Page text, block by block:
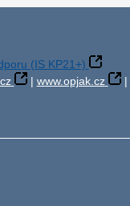
(IS KP21+)
| www.opjak.cz |